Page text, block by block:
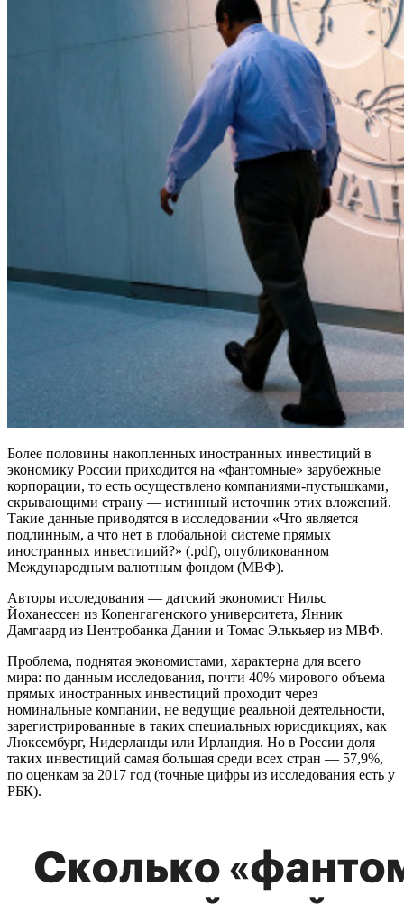
Более половины накопленных иностранных инвестиций в
экономику России приходится на «фантомные» зарубежные
корпорации, то есть осуществлено компаниями-пустышками,
скрывающими страну — истинный источник этих вложений.
Такие данные приводятся в исследовании «Что является
подлинным, а что нет в глобальной системе прямых
иностранных инвестиций?» (.pdf), опубликованном
Международным валютным фондом (МВФ).
Авторы исследования — датский экономист Нильс
Йоханессен из Копенгагенского университета, Янник
Дамгаард из Центробанка Дании и Томас Элькьяер из МВФ.
Проблема, поднятая экономистами, характерна для всего
мира: по данным исследования, почти 40% мирового объема
прямых иностранных инвестиций проходит через
номинальные компании, не ведущие реальной деятельности,
зарегистрированные в таких специальных юрисдикциях, как
Люксембург, Нидерланды или Ирландия. Но в России доля
таких инвестиций самая большая среди всех стран — 57,9%,
по оценкам за 2017 год (точные цифры из исследования есть у
РБК).